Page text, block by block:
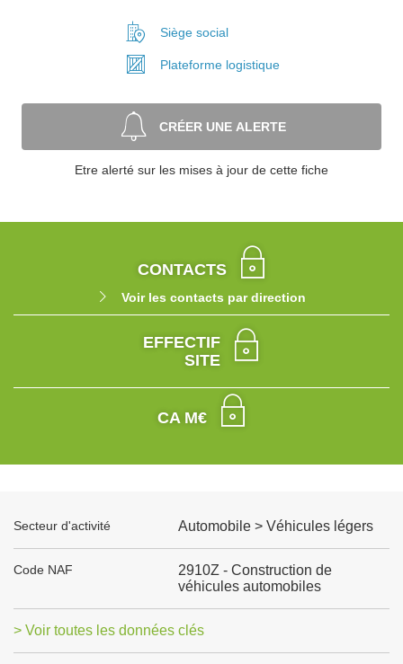
Siège social
Plateforme logistique
CRÉER UNE ALERTE
Etre alerté sur les mises à jour de cette fiche
CONTACTS
Voir les contacts par direction
EFFECTIF
SITE
CA M€
Secteur d'activité Automobile > Véhicules légers
Code NAF
2910Z - Construction de
véhicules automobiles
> Voir toutes les données clés